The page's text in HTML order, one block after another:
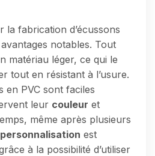
la fabrication d’écussons
notables. Tout
matériau léger, ce qui le
tout en résistant à l’usure.
en PVC sont faciles
leur couleur et
même après plusieurs
personnalisation est
à la possibilité d’utiliser